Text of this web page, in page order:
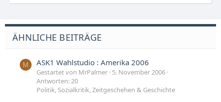
ÄHNLICHE BEITRÄGE
M ASK1 Wahlstudio : Amerika 2006
Gestartet von MrPalmer 5. November 2006
Antworten: 20
Politik, Sozialkritik, Zeitgeschehen & Geschichte